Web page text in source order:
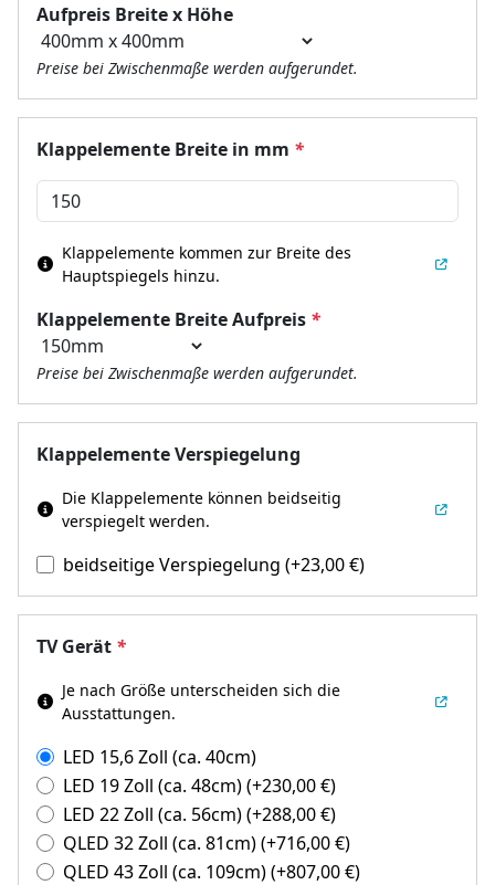
Aufpreis Breite x Höhe
Preise bei Zwischenmaße werden aufgerundet.
Klappelemente Breite in mm *
Klappelemente Breite Aufpreis *
Klappelemente kommen zur Breite des
Hauptspiegels hinzu.
Preise bei Zwischenmaße werden aufgerundet.
Klappelemente Verspiegelung
Die Klappelemente können beidseitig
verspiegelt werden.
beidseitige Verspiegelung (+23,00€)
TV Gerät *
Je nach Größe unterscheiden sich die
Ausstattungen.
LED 15,6 Zoll (ca. 40cm)
LED 19 Zoll (ca. 48cm)(+230,00€)
LED 22 Zoll (ca. 56cm)(+288,00€)
QLED 32 Zoll (ca. 81cm)(+716,00€)
QLED 43 Zoll (ca. 109cm)(+807,00€)